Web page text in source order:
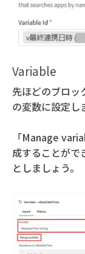
Variable
先ほどのブロ
の変数に設定し
「Manage
成することがで
としましょう。